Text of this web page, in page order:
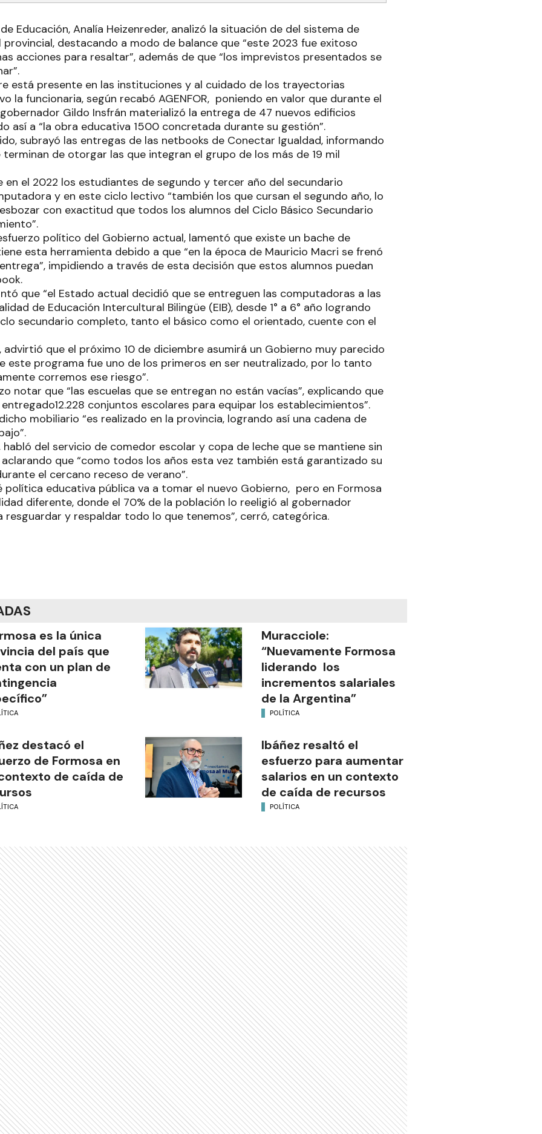
Educación, Analía Heizenreder, analizó la situación de del sistema de
provincial, destacando a modo de balance que “este 2023 fue exitoso
acciones para resaltar”, además de que “los imprevistos presentados se
está presente en las instituciones y al cuidado de los trayectorias
la funcionaria, según recabó AGENFOR, poniendo en valor que durante el
Gildo Insfrán materializó la entrega de 47 nuevos edificios
así a “la obra educativa 1500 concretada durante su gestión”.
subrayó las entregas de las netbooks de Conectar Igualdad, informando
terminan de otorgar las que integran el grupo de los más de 19 mil
en el 2022 los estudiantes de segundo y tercer año del secundario
y en este ciclo lectivo “también los que cursan el segundo año, lo
con exactitud que todos los alumnos del Ciclo Básico Secundario
político del Gobierno actual, lamentó que existe un bache de
esta herramienta debido a que “en la época de Mauricio Macri se frenó
impidiendo a través de esta decisión que estos alumnos puedan
que “el Estado actual decidió que se entreguen las computadoras a las
de Educación Intercultural Bilingüe (EIB), desde 1° a 6° año logrando
secundario completo, tanto el básico como el orientado, cuente con el
advirtió que el próximo 10 de diciembre asumirá un Gobierno muy parecido
este programa fue uno de los primeros en ser neutralizado, por lo tanto
corremos ese riesgo”.
notar que “las escuelas que se entregan no están vacías”, explicando que
conjuntos escolares para equipar los establecimientos”.
mobiliario “es realizado en la provincia, logrando así una cadena de
habló del servicio de comedor escolar y copa de leche que se mantiene sin
que “como todos los años esta vez también está garantizado su
el cercano receso de verano”.
política educativa pública va a tomar el nuevo Gobierno, pero en Formosa
diferente, donde el 70% de la población lo reeligió al gobernador
resguardar y respaldar todo lo que tenemos”, cerró, categórica.
es la única
del país que
con un plan de
Muracciole:
“Nuevamente Formosa
liderando los
incrementos salariales
de la Argentina”
POLÍTICA
destacó el
de Formosa en
de caída de
Ibáñez resaltó el
esfuerzo para aumentar
salarios en un contexto
de caída de recursos
POLÍTICA